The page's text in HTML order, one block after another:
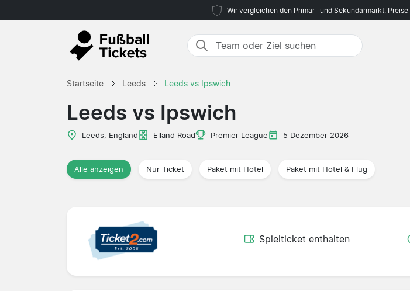
Wir vergleichen den Primär- und Sekundärmarkt.
Startseite Leeds Leeds vs Ipswich
Leeds vs Ipswich
Leeds, England Elland Road Premier League 5 Dezember 2026
Alle anzeigen Nur Ticket Paket mit Hotel Paket mit Hotel & Flug
Spielticket enthalten